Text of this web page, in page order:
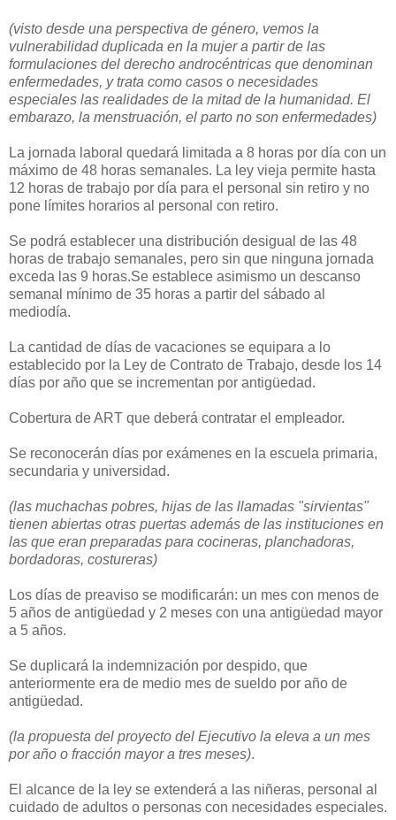
(visto desde una perspectiva de género, vemos la
vulnerabilidad duplicada en la mujer a partir de las
formulaciones del derecho androcéntricas que denominan
enfermedades, y trata como casos o necesidades
especiales las realidades de la mitad de la humanidad. El
embarazo, la menstruación, el parto no son enfermedades)
La jornada laboral quedará limitada a 8 horas por día con un
máximo de 48 horas semanales. La ley vieja permite hasta
12 horas de trabajo por día para el personal sin retiro y no
pone límites horarios al personal con retiro.
Se podrá establecer una distribución desigual de las 48
horas de trabajo semanales, pero sin que ninguna jornada
exceda las 9 horas.Se establece asimismo un descanso
semanal mínimo de 35 horas a partir del sábado al
mediodía.
La cantidad de días de vacaciones se equipara a lo
establecido por la Ley de Contrato de Trabajo, desde los 14
días por año que se incrementan por antigüedad.
Cobertura de ART que deberá contratar el empleador.
Se reconocerán días por exámenes en la escuela primaria,
secundaria y universidad.
(las muchachas pobres, hijas de las llamadas "sirvientas"
tienen abiertas otras puertas además de las instituciones en
las que eran preparadas para cocineras, planchadoras,
bordadoras, costureras)
Los días de preaviso se modificarán: un mes con menos de
5 años de antigüedad y 2 meses con una antigüedad mayor
a 5 años.
Se duplicará la indemnización por despido, que
anteriormente era de medio mes de sueldo por año de
antigüedad.
(la propuesta del proyecto del Ejecutivo la eleva a un mes
por año o fracción mayor a tres meses).
El alcance de la ley se extenderá a las niñeras, personal al
cuidado de adultos o personas con necesidades especiales.